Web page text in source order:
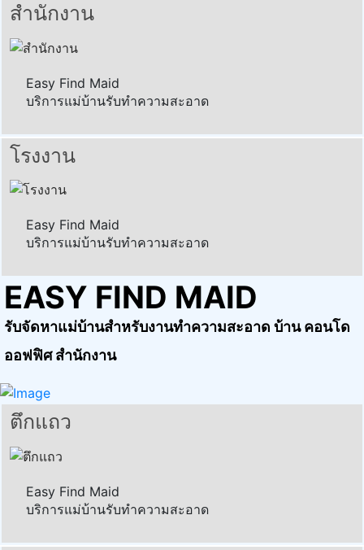
สำนักงาน
Easy Find Maid
บริการแม่บ้านรับทำความสะอาด
โรงงาน
Easy Find Maid
บริการแม่บ้านรับทำความสะอาด
EASY FIND MAID
รับจัดหาแม่บ้านสำหรับงานทำความสะอาด บ้าน คอนโด
ออฟฟิศ สำนักงาน
ตึกแถว
Easy Find Maid
บริการแม่บ้านรับทำความสะอาด